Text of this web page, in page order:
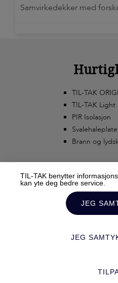
Samvirkedekker med
strekkspenninger. Heft
betong samt armering­ens
gjør at disse materialene
samvirke. Den […]
TIL-TAK
TIL-TAK Light
PIR Isolasjon
Brann og
TIL-TAK benytter
kan yte deg bedre service.
JEG
JEG